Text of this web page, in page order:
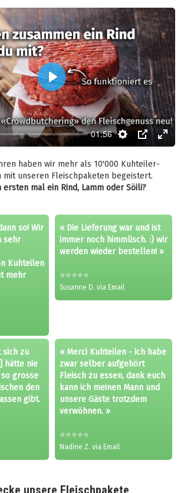
01:56
Settings
PIP Enter
Play
haben wir mehr als 10'000 Kuhteiler-
mit unseren Fleischpaketen begeistert.
mal ein Rind, Lamm oder Söili?
so! Wir
sehr
Kuhteilen
mehr
« Die Lieferung war und ist
immer noch himmlisch. :) wir
werden wieder bestellen! »
⭐⭐⭐⭐⭐
Susanne D. via Email
sich zu
hätte nie
grosse
den
gibt.
« Merci Kuhteilen - ich habe
zwar selber aufgehört
Fleisch zu essen, dank euch
kann ich meinen Mann und
unsere Gäste trotzdem
verwöhnen. »
⭐⭐⭐⭐⭐
Nadine Z. via Email
unsere Fleischpakete